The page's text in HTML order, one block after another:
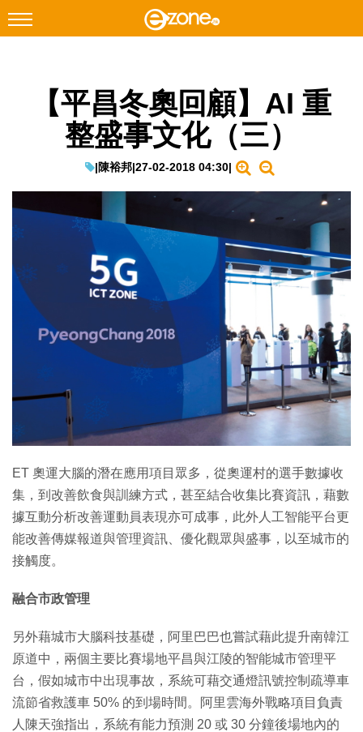
Facebook Instagram
遊戲動漫
教學評測
IT Times
生成式AI與雲端應用
Enterprise Digital Transformation
【平昌冬奧回顧】AI 重
整盛事文化（三）
|陳裕邦|27-02-2018 04:30|
ET 奧運大腦的潛在應用項目眾多，從奧運村的選手數據收
集，到改善飲食與訓練方式，甚至結合收集比賽資訊，藉數
據互動分析改善運動員表現亦可成事，此外人工智能平台更
能改善傳媒報道與管理資訊、優化觀眾與盛事，以至城市的
接觸度。
融合市政管理
另外藉城市大腦科技基礎，阿里巴巴也嘗試藉此提升南韓江
原道中，兩個主要比賽場地平昌與江陵的智能城市管理平
台，假如城市中出現事故，系統可藉交通燈訊號控制疏導車
流節省救護車 50% 的到場時間。阿里雲海外戰略項目負責
人陳天強指出，系統有能力預測 20 或 30 分鐘後場地內的